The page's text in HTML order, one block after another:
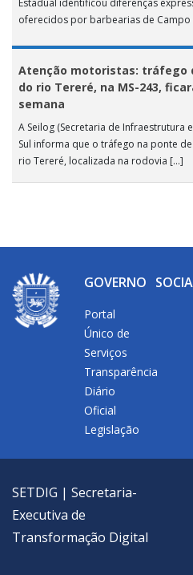
oferecidos por barbearias de Campo
Atenção motoristas: tráfego
do rio Tereré, na MS-243,
semana
A Seilog (Secretaria de Infraestrutura
Sul informa que o tráfego na ponte
rio Tereré, localizada na rodovia […]
GOVERNO
Portal
Único de
Serviços
Transparência
Diário
Oficial
Legislação
SETDIG | Secretaria-
Executiva de
Transformação Digital